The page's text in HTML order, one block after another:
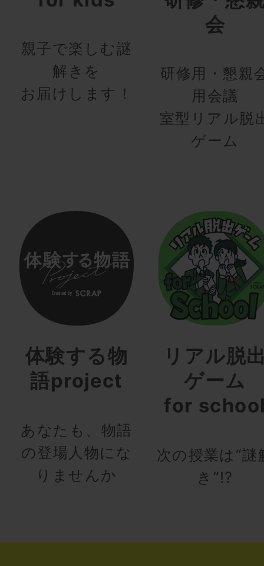
親子で楽しむ謎
解きを
お届けします！
会
研修用・懇親
用会議
室型リアル脱
ゲーム
体験する物
語project
あなたも、物語
の登場人物にな
りませんか
リアル脱
ゲーム
for
次の授業は“謎
き”!?